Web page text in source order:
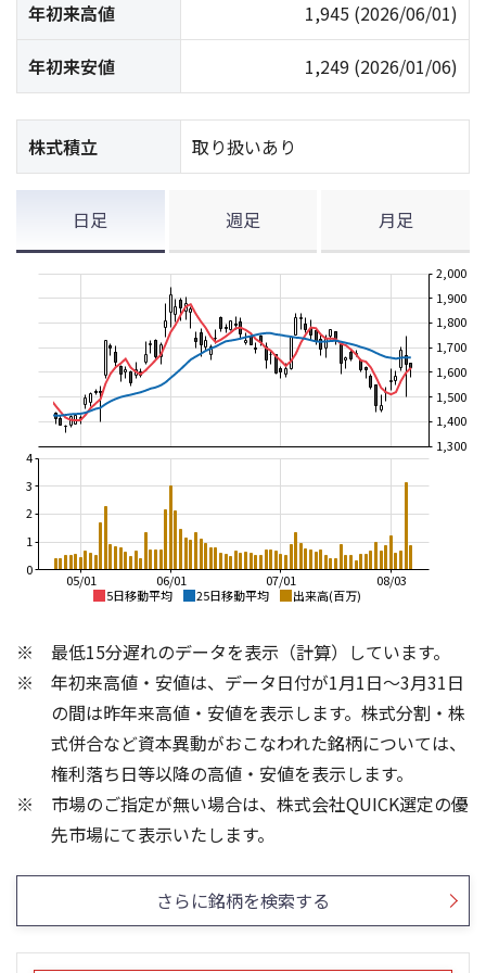
年初来高値 1,945 (2026/06/01)
年初来安値 1,249 (2026/01/06)
株式積立 取り扱いあり
日足 週足 月足
5日移動平均 25日移動平均 出来高(百万)
08/03
07/01
06/01
05/01
1,300
1,400
1,500
1,600
1,700
1,800
1,900
2,000
0
1
2
3
4
13週移動平均 26週移動平均 出来高(千)
800
1,200
1,400
1,600
1,800
0
1,000
1,500
2,000
5ヶ月移動平均 25ヶ月移動平均 出来高(千)
800
1,200
1,400
1,600
1,800
0
1,500
最低15分遅れのデータを表示（計算）しています。
年初来高値・安値は、データ日付が1月1日～3月31日
の間は昨年来高値・安値を表示します。株式分割・株
式併合など資本異動がおこなわれた銘柄については、
権利落ち日等以降の高値・安値を表示します。
市場のご指定が無い場合は、株式会社QUICK選定の優
先市場にて表示いたします。
さらに銘柄を検索する